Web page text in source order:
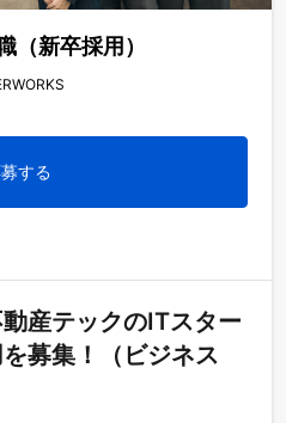
（新卒採用）
する
動産テックのITスター
募集！（ビジネス